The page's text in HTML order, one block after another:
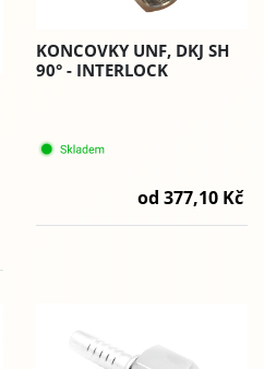
KONCOVKY UNF, DKJ SH
90° - INTERLOCK
od 377,10 Kč